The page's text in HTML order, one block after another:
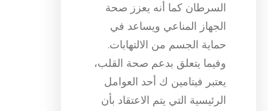
السرطان كما أنه يعزز صحة
الجهاز المناعي ويساعد في
حماية الجسم من الالتهابات.
وفيما يتعلق بدعم صحة القلب،
يعتبر فيتامين ك أحد العوامل
الرئيسية التي يتم الاعتقاد بأن